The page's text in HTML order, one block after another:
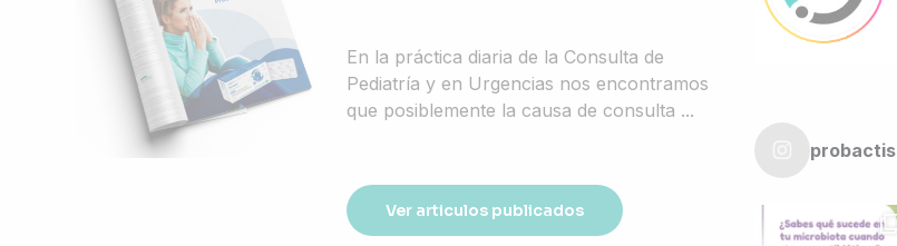
En la práctica diaria de la Consulta de
Pediatría y en Urgencias nos encontramos
que posiblemente la causa de consulta ...
Ver articulos publicados
probactis